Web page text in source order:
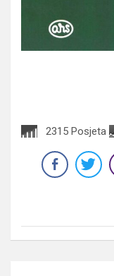
2315 Posjeta